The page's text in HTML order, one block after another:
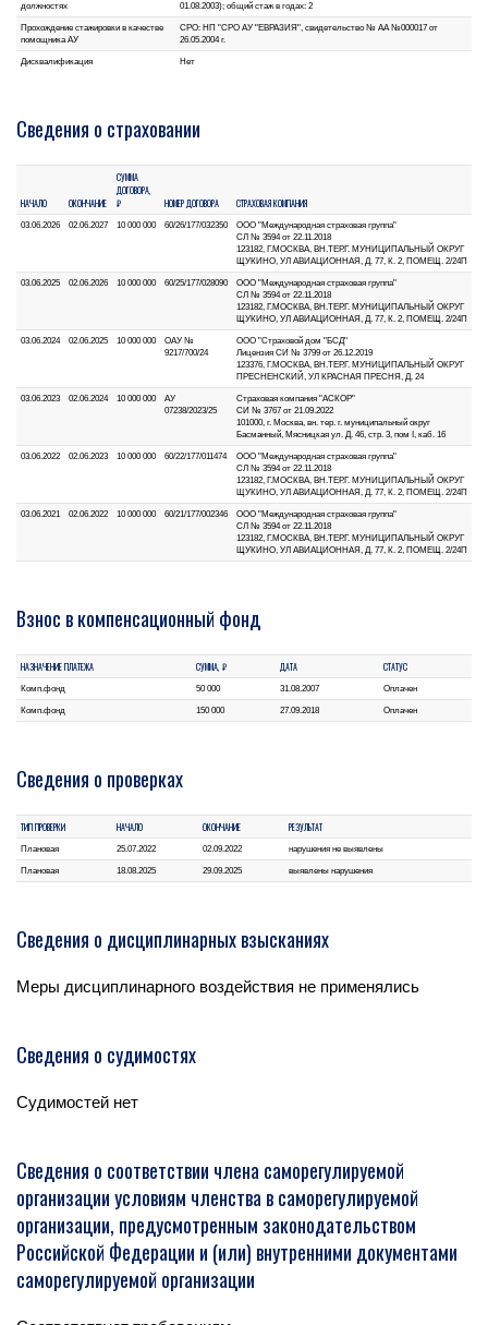
должностях
01.08.2003); общий стаж в годах: 2
Прохождение стажировки в качестве
помощника АУ
СРО: НП "СРО АУ "ЕВРАЗИЯ", свидетельство № АА №000017 от
26.05.2004 г.
Дисквалификация Нет
Сведения о страховании
НАЧАЛО ОКОНЧАНИЕ
СУММА
ДОГОВОРА,
₽
НОМЕР ДОГОВОРА СТРАХОВАЯ КОМПАНИЯ
03.06.2026 02.06.2027 10 000 000 60/26/177/032350
ООО "Международная страховая группа"
СЛ № 3594 от 22.11.2018
123182, Г.МОСКВА, ВН.ТЕР.Г. МУНИЦИПАЛЬНЫЙ ОКРУГ
ЩУКИНО, УЛ АВИАЦИОННАЯ, Д. 77, К. 2, ПОМЕЩ. 2/24П
03.06.2025 02.06.2026 10 000 000 60/25/177/028090
ООО "Международная страховая группа"
СЛ № 3594 от 22.11.2018
123182, Г.МОСКВА, ВН.ТЕР.Г. МУНИЦИПАЛЬНЫЙ ОКРУГ
ЩУКИНО, УЛ АВИАЦИОННАЯ, Д. 77, К. 2, ПОМЕЩ. 2/24П
03.06.2024 02.06.2025 10 000 000
ОАУ №
9217/700/24
ООО "Страховой дом "БСД"
Лицензия СИ № 3799 от 26.12.2019
123376, Г.МОСКВА, ВН.ТЕР.Г. МУНИЦИПАЛЬНЫЙ ОКРУГ
ПРЕСНЕНСКИЙ, УЛ КРАСНАЯ ПРЕСНЯ, Д. 24
03.06.2023 02.06.2024 10 000 000
АУ
07238/2023/25
Страховая компания "АСКОР"
СИ № 3767 от 21.09.2022
101000, г. Москва, вн. тер. г. муниципальный округ
Басманный, Мясницкая ул. Д. 46, стр. 3, пом I, каб. 16
03.06.2022 02.06.2023 10 000 000 60/22/177/011474
ООО "Международная страховая группа"
СЛ № 3594 от 22.11.2018
123182, Г.МОСКВА, ВН.ТЕР.Г. МУНИЦИПАЛЬНЫЙ ОКРУГ
ЩУКИНО, УЛ АВИАЦИОННАЯ, Д. 77, К. 2, ПОМЕЩ. 2/24П
03.06.2021 02.06.2022 10 000 000 60/21/177/002346
ООО "Международная страховая группа"
СЛ № 3594 от 22.11.2018
123182, Г.МОСКВА, ВН.ТЕР.Г. МУНИЦИПАЛЬНЫЙ ОКРУГ
ЩУКИНО, УЛ АВИАЦИОННАЯ, Д. 77, К. 2, ПОМЕЩ. 2/24П
Взнос в компенсационный фонд
НАЗНАЧЕНИЕ ПЛАТЕЖА СУММА, ₽ ДАТА СТАТУС
Комп.фонд 50 000 31.08.2007 Оплачен
Комп.фонд 150 000 27.09.2018 Оплачен
Сведения о проверках
ТИП ПРОВЕРКИ НАЧАЛО ОКОНЧАНИЕ РЕЗУЛЬТАТ
Плановая 25.07.2022 02.09.2022 нарушения не выявлены
Плановая 18.08.2025 29.09.2025 выявлены нарушения
Сведения о дисциплинарных взысканиях
Меры дисциплинарного воздействия не применялись
Сведения о судимостях
Судимостей нет
Сведения о соответствии члена саморегулируемой
организации условиям членства в саморегулируемой
организации, предусмотренным законодательством
Российской Федерации и (или) внутренними документами
саморегулируемой организации